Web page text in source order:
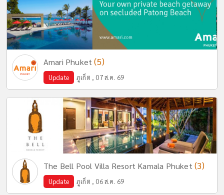
Amari Phuket(5)
Update ภูเก็ต , 07 ส.ค. 69
The Bell Pool Villa Resort Kamala Phuket (3)
Update ภูเก็ต , 06 ส.ค. 69